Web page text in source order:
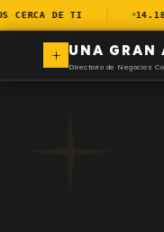
DE TI 14.182
UNA GRAN
Directorio de Negocios